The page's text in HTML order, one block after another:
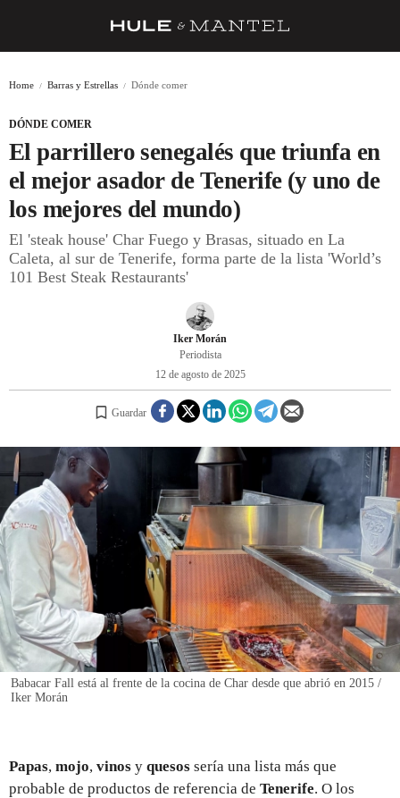
BARRAS Y ESTRELLAS
DÓNDE COMER
ÍDOLOS DE MESAS
CUADERNO DE VIAJE
REGISTRO
INICIAR SESIÓN
Home Barras y Estrellas Dónde comer
DÓNDE COMER
El parrillero senegalés que triunfa en
el mejor asador de Tenerife (y uno de
los mejores del mundo)
El 'steak house' Char Fuego y Brasas, situado en La
Caleta, al sur de Tenerife, forma parte de la lista 'World’s
101 Best Steak Restaurants'
Iker Morán
Periodista
12 de agosto de 2025
Guardar
Babacar Fall está al frente de la cocina de Char desde que abrió en 2015 /
Iker Morán
Papas, mojo, vinos y quesos sería una lista más que
probable de productos de referencia de Tenerife. O los